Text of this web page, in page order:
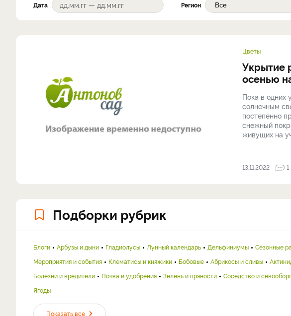
Дата Регион
Цветы
Укрытие
осенью
Пока в одних
солнечным
постепенно
снежный
живущих на
13.11.2022 1
Подборки рубрик
Блоги Арбузы и дыни Гладиолусы Лунный календарь Дельфиниумы Сезонные
Мероприятия и события
Клематисы и княжики Бобовые Абрикосы и сливы
Болезни и вредители
Почва и удобрения Зелень и пряности Соседство и
Ягоды
Показать все